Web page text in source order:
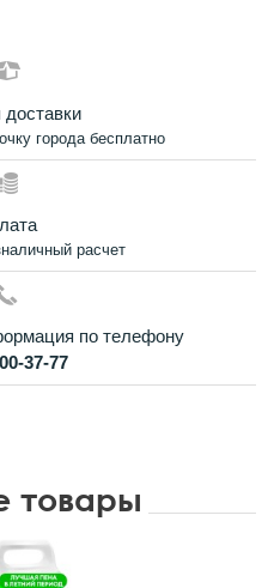
города бесплатно
расчет
по телефону
37-77
товары